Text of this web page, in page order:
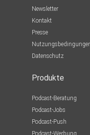
Newsletter
Kontakt
Presse
Datenschutz
Produkte
Podcast-Beratung
Podcast-Jobs
Podcast-Push
Podcast-Werbung